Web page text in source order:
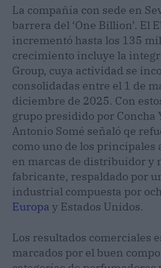
La compañía con sede en
barrera del ‘One Billion’. El
incrementó hasta los 135
crecimiento incluye la
Group, cuya actividad se
consolidadas entre el 1 de
diciembre de 2025. Con
grupo presidido por
Antonio Somé señaló qe
como uno de los principales
en marcas de distribuidor y
fabricante, respaldado por
industrial compuesta por
Europa y Estados Unidos.
Los resultados comerciales
marcados por el buen